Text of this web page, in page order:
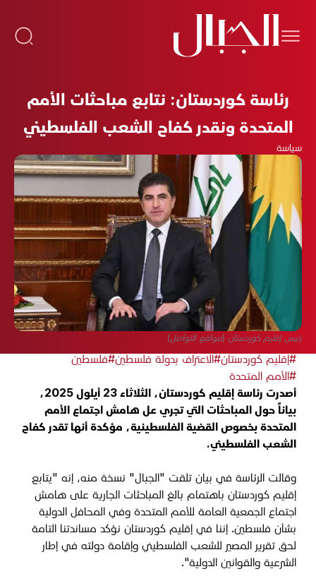
رئاسة كوردستان: نتابع مباحثات الأمم
المتحدة ونقدر كفاح الشعب الفلسطيني
سياسة
رئيس إقليم كوردستان (مواقع التواصل)
#إقليم كوردستان#الاعتراف بدولة فلسطين#فلسطين
#الأمم المتحدة
أصدرت رئاسة إقليم كوردستان، الثلاثاء 23 أيلول 2025،
بياناً حول المباحثات التي تجري عل هامش اجتماع الأمم
المتحدة بخصوص القضية الفلسطينية، مؤكدة أنها تقدر كفاح
الشعب الفلسطيني.
وقالت الرئاسة في بيان تلقت "الجبال" نسخة منه، إنه "يتابع
إقليم كوردستان باهتمام بالغ المباحثات الجارية على هامش
اجتماع الجمعية العامة للأمم المتحدة وفي المحافل الدولية
بشأن فلسطين. إننا في إقليم كوردستان نؤكد مساندتنا التامة
لحق تقرير المصير للشعب الفلسطيني وإقامة دولته في إطار
الشرعية والقوانين الدولية".